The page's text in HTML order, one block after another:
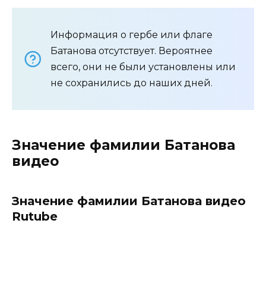
Информация о гербе или флаге
Батанова отсутствует. Вероятнее
всего, они не были установлены или
не сохранились до наших дней.
Значение фамилии Батанова
видео
Значение фамилии Батанова видео
Rutube